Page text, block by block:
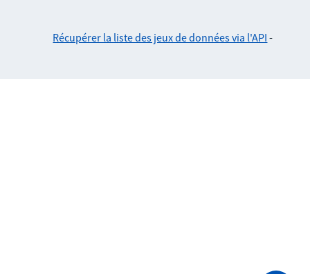
Récupérer la liste des jeux de données via l'API -